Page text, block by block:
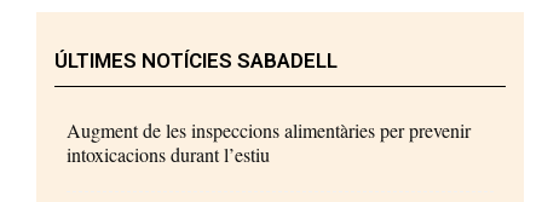
ÚLTIMES NOTÍCIES SABADELL
Augment de les inspeccions alimentàries per prevenir
intoxicacions durant l’estiu